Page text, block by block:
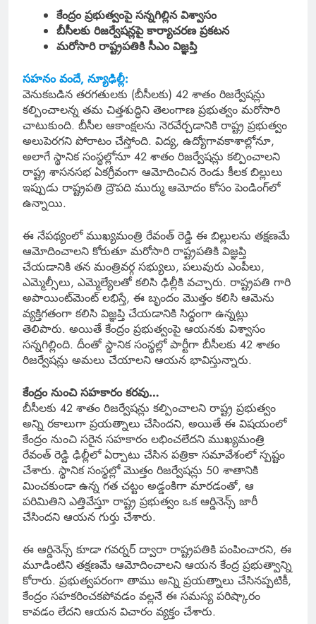
కేంద్రం ప్రభుత్వంపై సన్నగిల్లిన విశ్వాసం
బీసీలకు రిజర్వేషన్లపై కార్యాచరణ ప్రకటన
మరోసారి రాష్ట్రపతికి సీఎం విజ్ఞప్తి
సహనం వందే, న్యూఢిల్లీ:
వెనుకబడిన తరగతులకు (బీసీలకు) 42 శాతం రిజర్వేషన్లు
కల్పించాలన్న తమ చిత్తశుద్ధిని తెలంగాణ ప్రభుత్వం మరోసారి
చాటుకుంది. బీసీల ఆకాంక్షలను నెరవేర్చడానికి రాష్ట్ర ప్రభుత్వం
అలుపెరగని పోరాటం చేస్తోంది. విద్య, ఉద్యోగావకాశాల్లోనూ,
అలాగే స్థానిక సంస్థల్లోనూ 42 శాతం రిజర్వేషన్లు కల్పించాలని
రాష్ట్ర శాసనసభ ఏకగ్రీవంగా ఆమోదించిన రెండు కీలక బిల్లులు
ఇప్పుడు రాష్ట్రపతి ద్రౌపది ముర్ము ఆమోదం కోసం పెండింగ్‌లో
ఉన్నాయి.
ఈ నేపథ్యంలో ముఖ్యమంత్రి రేవంత్ రెడ్డి ఈ బిల్లులను తక్షణమే
ఆమోదించాలని కోరుతూ మరోసారి రాష్ట్రపతికి విజ్ఞప్తి
చేయడానికి తన మంత్రివర్గ సభ్యులు, పలువురు ఎంపీలు,
ఎమ్మెల్సీలు, ఎమ్మెల్యేలతో కలిసి ఢిల్లీకి వచ్చారు. రాష్ట్రపతి గారి
అపాయింట్‌మెంట్ లభిస్తే, ఈ బృందం మొత్తం కలిసి ఆమెను
వ్యక్తిగతంగా కలిసి విజ్ఞప్తి చేయడానికి సిద్ధంగా ఉన్నట్లు
తెలిపారు. అయితే కేంద్రం ప్రభుత్వంపై ఆయనకు విశ్వాసం
సన్నగిల్లింది. దీంతో స్థానిక సంస్థల్లో పార్టీగా బీసీలకు 42 శాతం
రిజర్వేషన్లు అమలు చేయాలని ఆయన భావిస్తున్నారు.
కేంద్రం నుంచి సహకారం కరవు…
బీసీలకు 42 శాతం రిజర్వేషన్లు కల్పించాలని రాష్ట్ర ప్రభుత్వం
అన్ని రకాలుగా ప్రయత్నాలు చేసిందని, అయితే ఈ విషయంలో
కేంద్రం నుంచి సరైన సహకారం లభించలేదని ముఖ్యమంత్రి
రేవంత్ రెడ్డి ఢిల్లీలో ఏర్పాటు చేసిన పత్రికా సమావేశంలో స్పష్టం
చేశారు. స్థానిక సంస్థల్లో మొత్తం రిజర్వేషన్లు 50 శాతానికి
మించకుండా ఉన్న గత చట్టం అడ్డంకిగా మారడంతో, ఆ
పరిమితిని ఎత్తివేస్తూ రాష్ట్ర ప్రభుత్వం ఒక ఆర్డినెన్స్ జారీ
చేసిందని ఆయన గుర్తు చేశారు.
ఈ ఆర్డినెన్స్ కూడా గవర్నర్ ద్వారా రాష్ట్రపతికి పంపించారని, ఈ
మూడింటిని తక్షణమే ఆమోదించాలని ఆయన కేంద్ర ప్రభుత్వాన్ని
కోరారు. ప్రభుత్వపరంగా తాము అన్ని ప్రయత్నాలు చేసినప్పటికీ,
కేంద్రం సహకరించకపోవడం వల్లనే ఈ సమస్య పరిష్కారం
కావడం లేదని ఆయన విచారం వ్యక్తం చేశారు.